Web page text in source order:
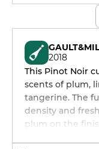
2018
This Pinot Noir
scents of plum,
tangerine. The
density and
plum on the